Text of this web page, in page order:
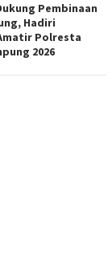
Pembinaan
Hadiri
Polresta
2026